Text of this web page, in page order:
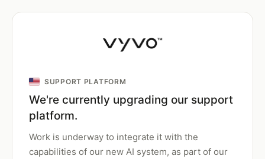
SUPPORT PLATFORM
We're currently upgrading our support
platform.
Work is underway to integrate it with the
capabilities of our new AI system, as part of our